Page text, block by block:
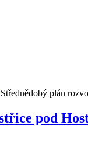
Střednědobý plán
pod